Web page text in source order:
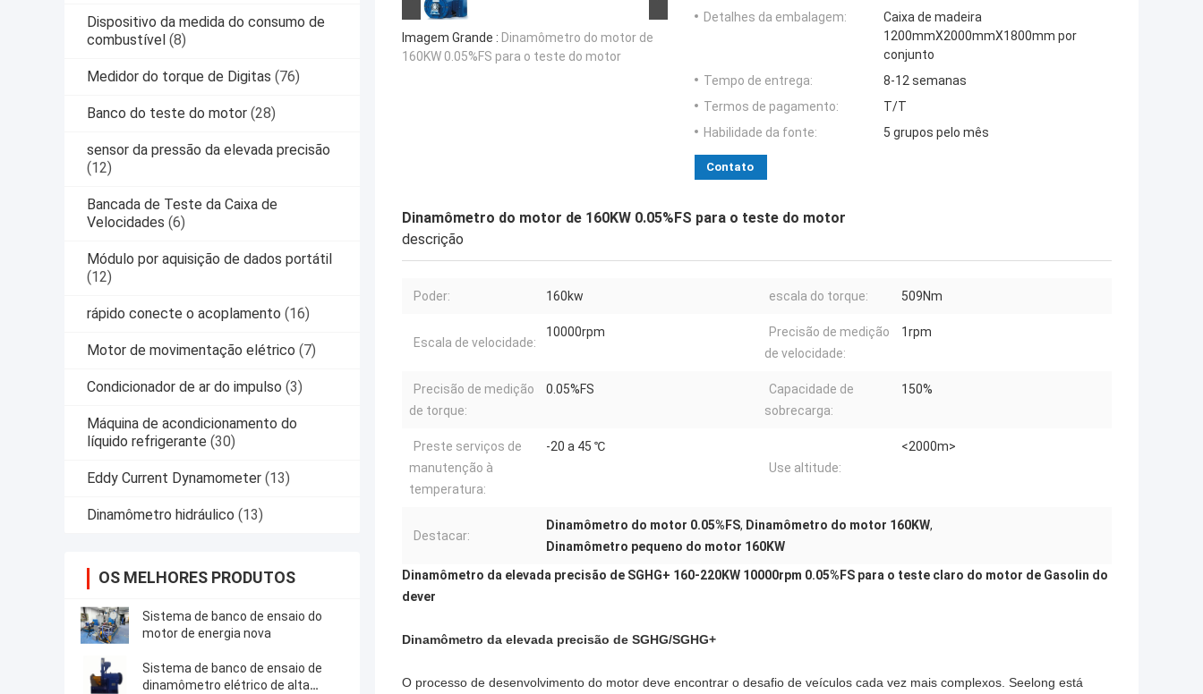
Dispositivo da medida do consumo de
combustível (8)
Medidor do torque de Digitas (76)
Banco do teste do motor (28)
sensor da pressão da elevada precisão
(12)
Bancada de Teste da Caixa de
Velocidades (6)
Módulo por aquisição de dados portátil
(12)
rápido conecte o acoplamento (16)
Motor de movimentação elétrico (7)
Condicionador de ar do impulso (3)
Máquina de acondicionamento do
líquido refrigerante (30)
Eddy Current Dynamometer (13)
Dinamômetro hidráulico (13)
OS MELHORES PRODUTOS
Sistema de banco de ensaio do
motor de energia nova
Sistema de banco de ensaio de
dinamômetro elétrico de alta
Imagem Grande : Dinamômetro do motor de
160KW 0.05%FS para o teste do motor
Detalhes da embalagem:
Caixa de madeira
1200mmX2000mmX1800mm por
conjunto
Tempo de entrega:
8-12 semanas
Termos de pagamento:
T/T
Habilidade da fonte:
5 grupos pelo mês
Contato
Dinamômetro do motor de 160KW 0.05%FS para o teste do motor
descrição
Poder: 160kw escala do torque: 509Nm
Escala de velocidade:
10000rpm
Precisão de medição
de velocidade:
1rpm
Precisão de medição
de torque:
0.05%FS
Capacidade de
sobrecarga:
150%
Preste serviços de
manutenção à
temperatura:
-20 a 45 ℃
Use altitude:
<2000m>
Destacar:
Dinamômetro do motor 0.05%FS, Dinamômetro do motor 160KW,
Dinamômetro pequeno do motor 160KW
Dinamômetro da elevada precisão de SGHG+ 160-220KW 10000rpm 0.05%FS para o teste claro do motor de Gasolin do
dever
Dinamômetro da elevada precisão de SGHG/SGHG+
O processo de desenvolvimento do motor deve encontrar o desafio de veículos cada vez mais complexos. Seelong está